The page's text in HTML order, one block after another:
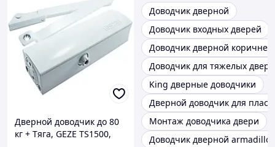
Дверной доводчик до 80
кг + Тяга, GEZE TS1500,
Доводчик дверной
Доводчик входных дверей
Доводчик дверной
Доводчик для тяжелых
King дверные доводчики
Дверной доводчик для
Монтаж доводчика двери
Доводчик дверной armadillo